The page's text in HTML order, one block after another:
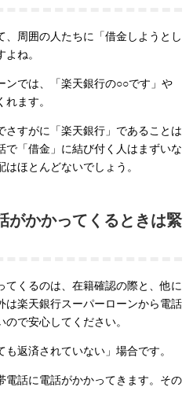
周囲の人たちに「借金しようとし
ね。
ンでは、「楽天銀行の○○です」や
れます。
さすがに「楽天銀行」であることは
で「借金」に結び付く人はまずいな
ほとんどないでしょう。
かかってくるときは緊
くるのは、在籍確認の際と、他に
は楽天銀行スーパーローンから電話
で安心してください。
返済されていない」場合です。
電話に電話がかかってきます。その